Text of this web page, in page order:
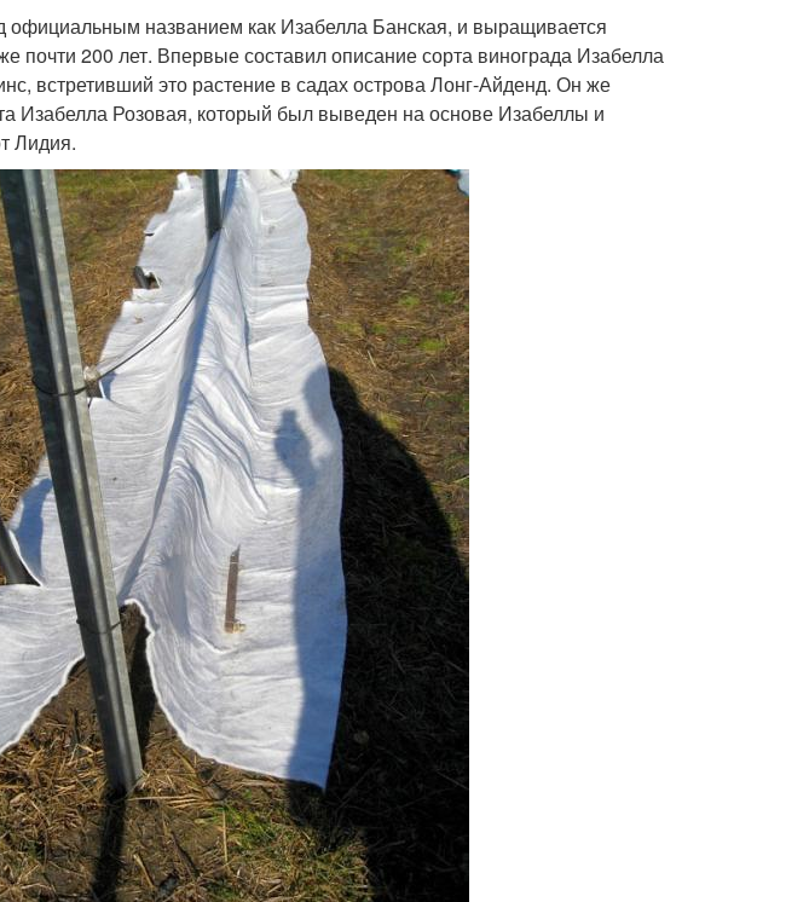
официальным названием как Изабелла Банская, и выращивается
почти 200 лет. Впервые составил описание сорта винограда Изабелла
встретивший это растение в садах острова Лонг-Айденд. Он же
Изабелла Розовая, который был выведен на основе Изабеллы и
Лидия.